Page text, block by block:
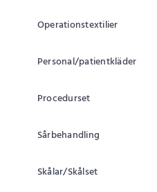
Operationstextilier
Personal/patientkläder
Procedurset
Sårbehandling
Skålar/Skålset